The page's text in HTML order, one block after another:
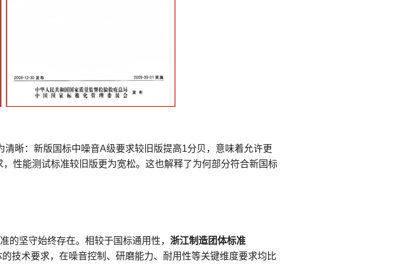
晰：新版国标中噪音A级要求较旧版提高1分贝，意味着允许更
性能测试标准较旧版更为宽松。这也解释了为何部分符合新国标
的坚守始终存在。相较于国标通用性， 浙江制造团体标准
技术要求，在噪音控制、研磨能力、耐用性等关键维度要求均比